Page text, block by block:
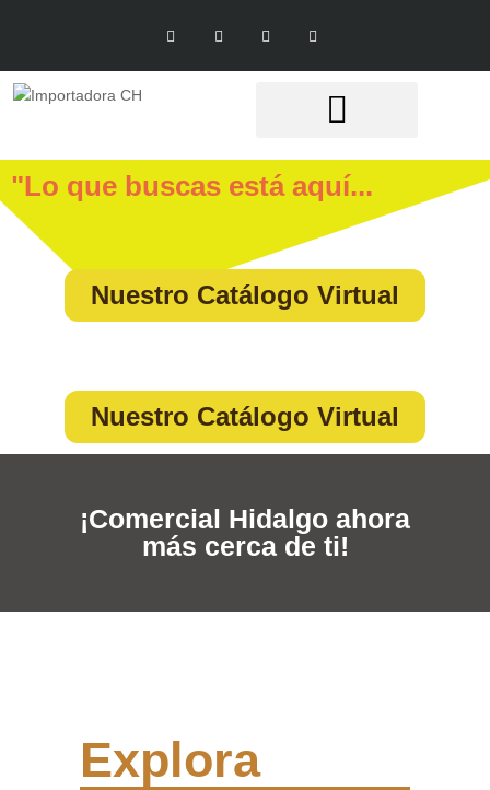
"Lo que buscas está aquí...
Nuestro Catálogo Virtual
Nuestro Catálogo Virtual
¡Comercial Hidalgo ahora
más cerca de ti!
Explora